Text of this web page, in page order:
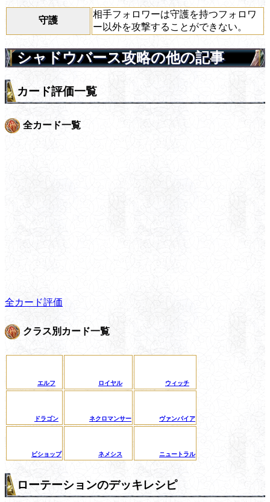
守護
相手フォロワーは守護を持つフォロワ
ー以外を攻撃することができない。
シャドウバース攻略の他の記事
カード評価一覧
全カード一覧
全カード評価
クラス別カード一覧
エルフ ロイヤル ウィッチ
ドラゴン ネクロマンサー ヴァンパイア
ビショップ ネメシス ニュートラル
ローテーションのデッキレシピ